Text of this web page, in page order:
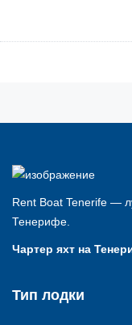
Rent Boat Tenerife —
Тенерифе.
Чартер яхт на
Тип лодки